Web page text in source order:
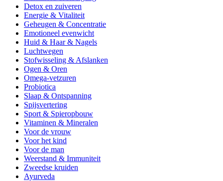
Detox en zuiveren
Energie & Vitaliteit
Geheugen & Concentratie
Emotioneel evenwicht
Huid & Haar & Nagels
Luchtwegen
Stofwisseling & Afslanken
Ogen & Oren
Omega-vetzuren
Probiotica
Slaap & Ontspanning
Spijsvertering
Sport & Spieropbouw
Vitaminen & Mineralen
Voor de vrouw
Voor het kind
Voor de man
Weerstand & Immuniteit
Zweedse kruiden
Ayurveda